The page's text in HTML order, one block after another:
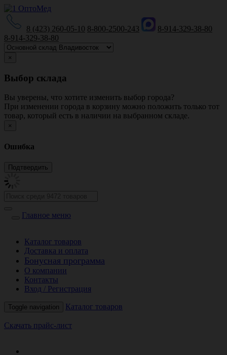
8 (423) 260-05-10 8-800-2500-243
8-914-329-38-80
8-914-329-38-80
×
Выбор склада
Вы уверены, что хотите изменить выбор города?
При изменении города в корзину можно положить только тот
товар, который есть в наличии на выбранном складе.
×
Ошибка
Главное меню
Каталог товаров
Доставка и оплата
Бонусная программа
О компании
Контакты
Вход / Регистрация
Toggle navigation Каталог товаров
Скачать прайс-лист